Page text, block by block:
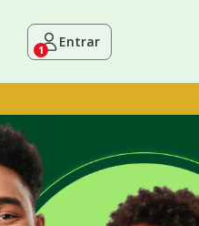
1 Entrar